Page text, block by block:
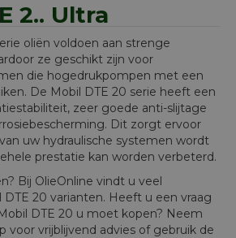
2.. Ultra
oliën voldoen aan strenge
ze geschikt zijn voor
die hogedrukpompen met een
De Mobil DTE 20 serie heeft een
zeer goede anti-slijtage
Dit zorgt ervoor
uw hydraulische systemen wordt
prestatie kan worden verbeterd.
Bij OlieOnline vindt u veel
20 varianten. Heeft u een vraag
DTE 20 u moet kopen? Neem
voor vrijblijvend advies of gebruik de